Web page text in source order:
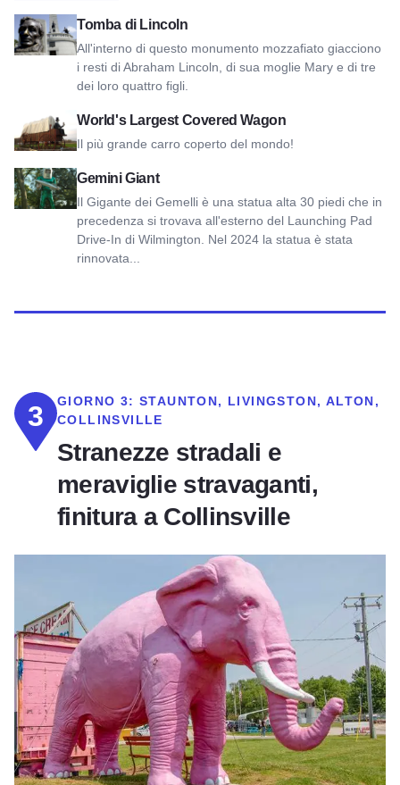
Tomba di Lincoln
All'interno di questo monumento mozzafiato giacciono
i resti di Abraham Lincoln, di sua moglie Mary e di tre
dei loro quattro figli.
Visualizza la tomba di Lincoln
World's Largest Covered Wagon
Il più grande carro coperto del mondo!
Guarda il carro coperto più grande del mondo
Gemini Giant
Il Gigante dei Gemelli è una statua alta 30 piedi che in
precedenza si trovava all'esterno del Launching Pad
Drive-In di Wilmington. Nel 2024 la statua è stata
rinnovata...
Visualizza il Gemini Giant
3 GIORNO 3:STAUNTON, LIVINGSTON, ALTON,
COLLINSVILLE
Stranezze stradali e
meraviglie stravaganti,
finitura a Collinsville